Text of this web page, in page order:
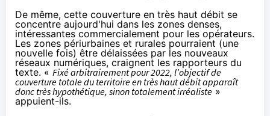
De même, cette couverture en très haut débit se
concentre aujourd'hui dans les zones denses,
intéressantes commercialement pour les opérateurs.
Les zones périurbaines et rurales pourraient (une
nouvelle fois) être délaissées par les nouveaux
réseaux numériques, craignent les rapporteurs du
texte. « Fixé arbitrairement pour 2022, l’objectif de
couverture totale du territoire en très haut débit apparaît
donc très hypothétique, sinon totalement irréaliste »
appuient-ils.